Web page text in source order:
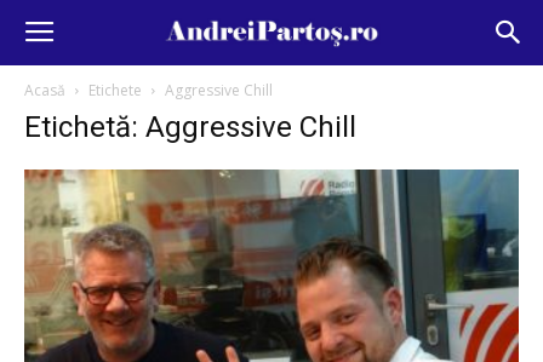
Acasă Etichete Aggressive Chill
Etichetă: Aggressive Chill